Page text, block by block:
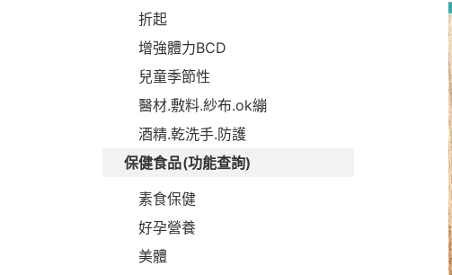
折起
增強體力BCD
兒童季節性
醫材.敷料.紗布.ok繃
酒精.乾洗手.防護
保健食品(功能查詢)
素食保健
好孕營養
美體